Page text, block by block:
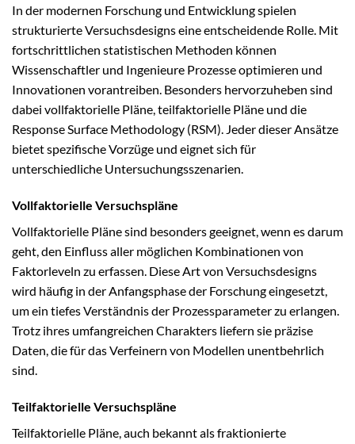
In der modernen Forschung und Entwicklung spielen
strukturierte Versuchsdesigns eine entscheidende Rolle. Mit
fortschrittlichen statistischen Methoden können
Wissenschaftler und Ingenieure Prozesse optimieren und
Innovationen vorantreiben. Besonders hervorzuheben sind
dabei vollfaktorielle Pläne, teilfaktorielle Pläne und die
Response Surface Methodology (RSM). Jeder dieser Ansätze
bietet spezifische Vorzüge und eignet sich für
unterschiedliche Untersuchungsszenarien.
Vollfaktorielle Versuchspläne
Vollfaktorielle Pläne sind besonders geeignet, wenn es darum
geht, den Einfluss aller möglichen Kombinationen von
Faktorleveln zu erfassen. Diese Art von Versuchsdesigns
wird häufig in der Anfangsphase der Forschung eingesetzt,
um ein tiefes Verständnis der Prozessparameter zu erlangen.
Trotz ihres umfangreichen Charakters liefern sie präzise
Daten, die für das Verfeinern von Modellen unentbehrlich
sind.
Teilfaktorielle Versuchspläne
Teilfaktorielle Pläne, auch bekannt als fraktionierte